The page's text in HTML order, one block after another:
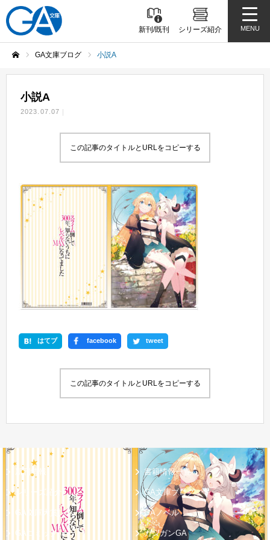
新刊/既刊 シリーズ紹介 MENU
GA文庫ブログ 小説A
小説A
2023.07.07
この記事のタイトルとURLをコピーする
はてブ facebook tweet
この記事のタイトルとURLをコピーする
新刊情報 書籍情報一覧
シリーズ紹介 GA文庫ブログ
GA文庫大賞 GAノベル
GAコミック ガンガンGA